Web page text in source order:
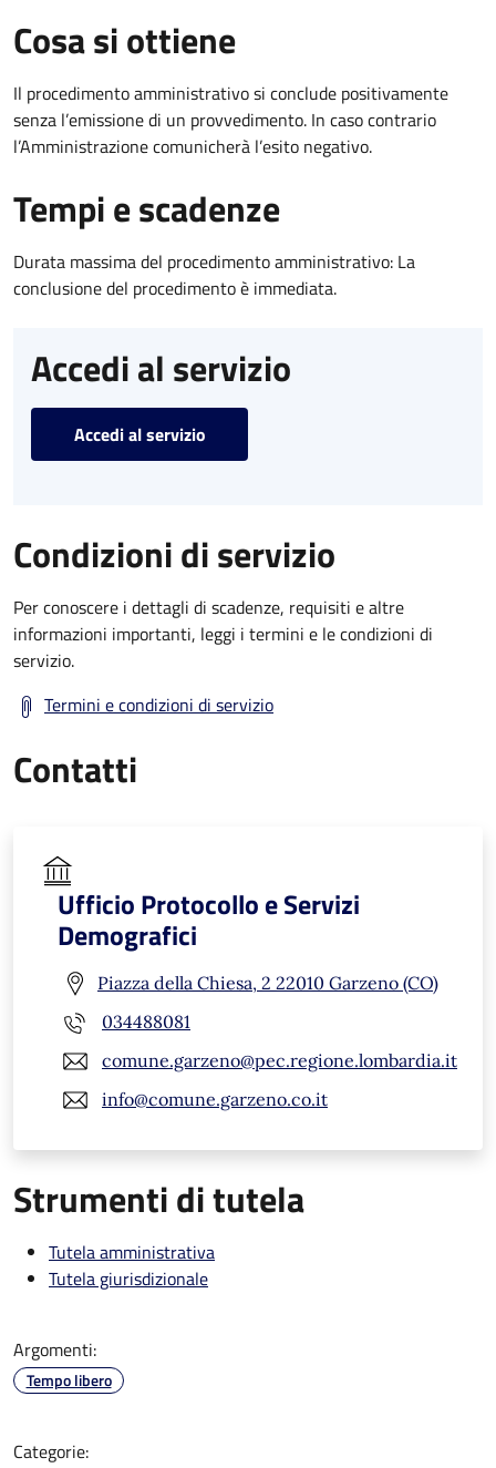
Cosa si ottiene
Il procedimento amministrativo si conclude positivamente
senza l’emissione di un provvedimento. In caso contrario
l’Amministrazione comunicherà l’esito negativo.
Tempi e scadenze
Durata massima del procedimento amministrativo: La
conclusione del procedimento è immediata.
Accedi al servizio
Accedi al servizio
Condizioni di servizio
Per conoscere i dettagli di scadenze, requisiti e altre
informazioni importanti, leggi i termini e le condizioni di
servizio.
Termini e condizioni di servizio
Contatti
Ufficio Protocollo e Servizi
Demografici
Piazza della Chiesa, 2 22010 Garzeno (CO)
034488081
comune.garzeno@pec.regione.lombardia.it
info@comune.garzeno.co.it
Strumenti di tutela
Tutela amministrativa
Tutela giurisdizionale
Argomenti:
Tempo libero
Categorie: